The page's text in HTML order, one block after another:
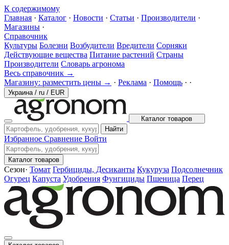
К содержимому
Главная · Каталог · Новости · Статьи · Производители ·
Магазины ·
Справочник
Культуры Болезни Возбудители Вредители Сорняки
Действующие вещества Питание растений Страны
Производители Словарь агронома
Весь справочник →
Магазину: разместить цены → · Реклама · Помощь · ·
Украина / ru / EUR
Каталог товаров
Найти
Избранное Сравнение Войти
Каталог товаров
Сезон· Томат Гербициды, Десиканты Кукуруза Подсолнечник
Огурец Капуста Удобрения Фунгициды Пшеница Перец